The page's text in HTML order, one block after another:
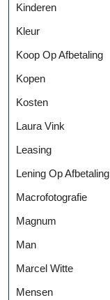
Kinderen
Kleur
Koop Op Afbetaling
Kopen
Kosten
Laura Vink
Leasing
Lening Op Afbetaling
Macrofotografie
Magnum
Man
Marcel Witte
Mensen